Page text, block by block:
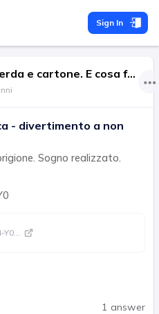
Sign In
Polonia paese di merda e cartone. E cosa facciamo con questo?
- divertimento a non
Sogno realizzato.
Y0
1 answer